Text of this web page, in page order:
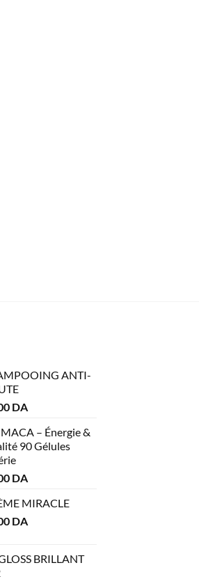
ANTI-
DA
– Énergie &
90 Gélules
DA
MIRACLE
DA
BRILLANT